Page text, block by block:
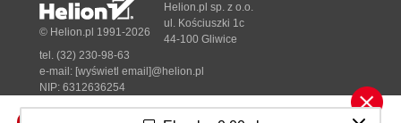
© Helion.pl 1991-2026
Helion.pl sp. z o.o.
ul. Kościuszki 1c
44-100 Gliwice
tel. (32) 230-98-63
e-mail: [wyświetl email]@helion.pl
NIP: 6312636254